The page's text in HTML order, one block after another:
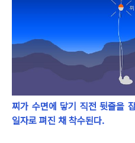
찌가 수면에 닿기 직전 뒷줄을
일자로 펴진 채 착수된다.